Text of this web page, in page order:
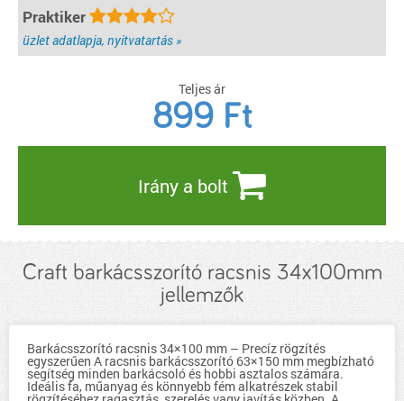
Praktiker
üzlet adatlapja, nyitvatartás »
Teljes ár
899 Ft
Irány a bolt
Craft barkácsszorító racsnis 34x100mm
jellemzők
Barkácsszorító racsnis 34×100 mm – Precíz rögzítés
egyszerűen A racsnis barkácsszorító 63×150 mm megbízható
segítség minden barkácsoló és hobbi asztalos számára.
Ideális fa, műanyag és könnyebb fém alkatrészek stabil